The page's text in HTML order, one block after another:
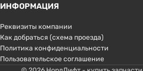
ИНФОРМАЦИЯ
Реквизиты компании
Как добраться (схема проезда)
Политика конфиденциальности
Пользовательское соглашение